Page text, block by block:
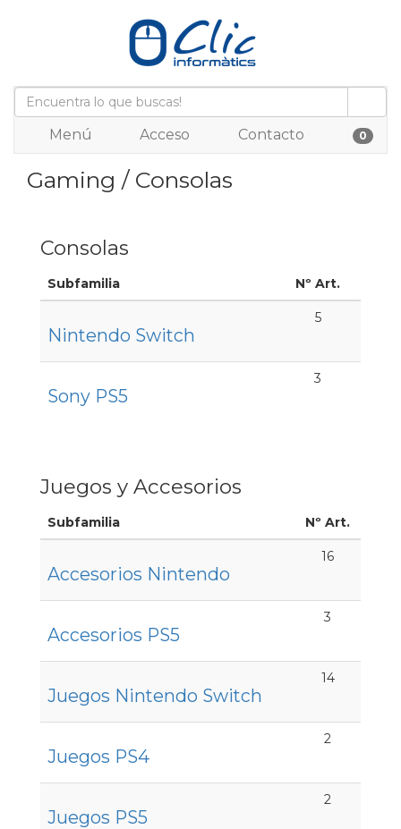
Menú Acceso Contacto 0
Gaming / Consolas
Consolas
Subfamilia Nº Art.
Nintendo Switch
5
Sony PS5
3
Juegos y Accesorios
Subfamilia Nº Art.
Accesorios Nintendo
16
Accesorios PS5
3
Juegos Nintendo Switch
14
Juegos PS4
2
Juegos PS5
2